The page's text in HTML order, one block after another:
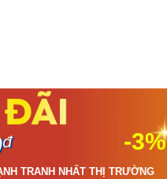
-3%
đ
TRANH NHẤT THỊ TRƯỜNG